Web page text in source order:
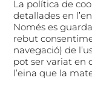
La política de
detallades en
Només es
rebut
navegació) de
pot ser variat en
l’eina que la